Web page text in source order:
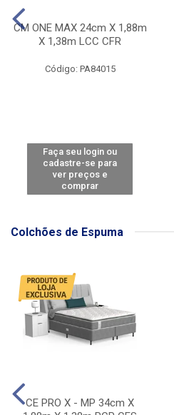
CM ONE MAX 24cm X 1,88m
X 1,38m LCC CFR
Código: PA84015
Faça seu login ou
cadastre-se para
ver preços e
comprar
Colchões de Espuma
CE PRO X - MP 34cm X